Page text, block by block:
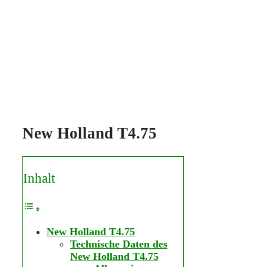
New Holland T4.75
Inhalt
New Holland T4.75
Technische Daten des
New Holland T4.75